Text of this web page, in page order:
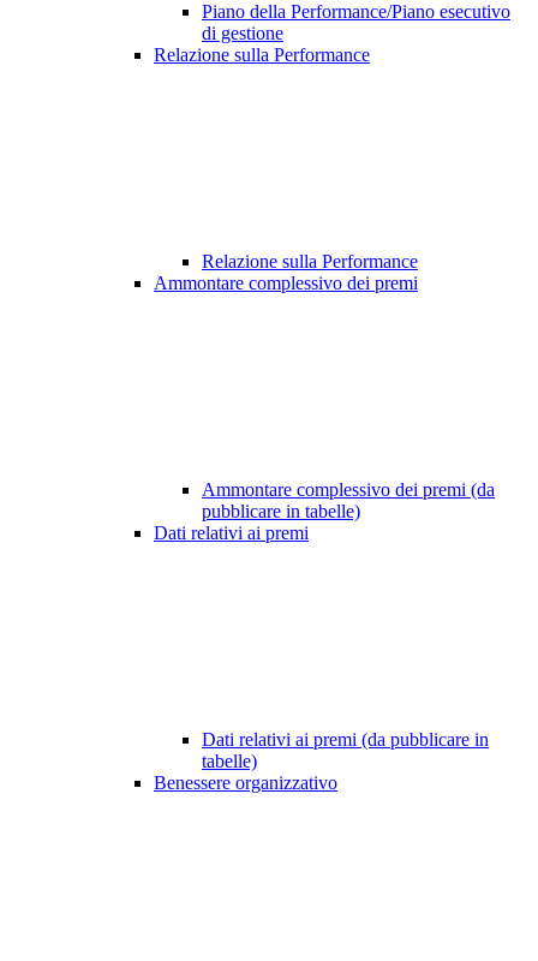
Piano della Performance/Piano esecutivo
di gestione
Relazione sulla Performance
Relazione sulla Performance
Ammontare complessivo dei premi
Ammontare complessivo dei premi (da
pubblicare in tabelle)
Dati relativi ai premi
Dati relativi ai premi (da pubblicare in
tabelle)
Benessere organizzativo